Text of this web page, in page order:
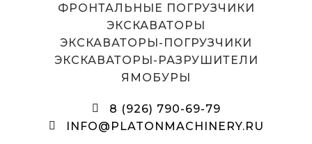
ФРОНТАЛЬНЫЕ ПОГРУЗЧИКИ
ЭКСКАВАТОРЫ
ЭКСКАВАТОРЫ-ПОГРУЗЧИКИ
ЭКСКАВАТОРЫ-РАЗРУШИТЕЛИ
ЯМОБУРЫ
8 (926) 790-69-79
INFO@PLATONMACHINERY.RU